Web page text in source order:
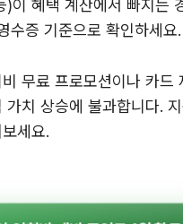
)이 혜택 계산에서 빠지는
수증 기준으로 확인하세요.
비 무료 프로모션이나 카드
가치 상승에 불과합니다.
세요.